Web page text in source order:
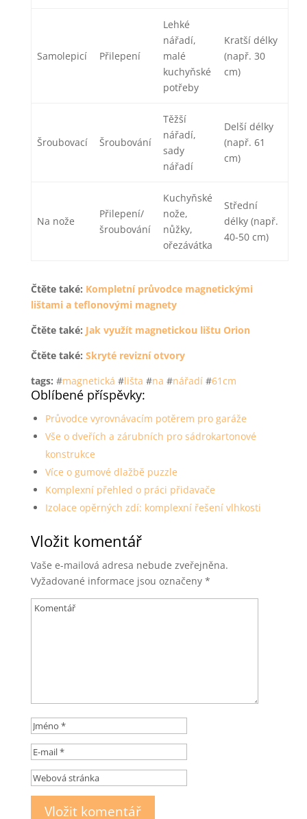
Samolepicí Přilepení
Lehké
nářadí,
malé
kuchyňské
potřeby
Kratší délky
(např. 30
cm)
Šroubovací Šroubování
Těžší
nářadí,
sady
nářadí
Delší délky
(např. 61
cm)
Na nože
Přilepení/
šroubování
Kuchyňské
nože,
nůžky,
ořezávátka
Střední
délky (např.
40-50 cm)
Čtěte také: Kompletní průvodce magnetickými
lištami a teflonovými magnety
Čtěte také: Jak využít magnetickou lištu Orion
Čtěte také: Skryté revizní otvory
tags: #magnetická #lišta #na #nářadí#61cm
Oblíbené příspěvky:
Průvodce vyrovnávacím potěrem pro garáže
Vše o dveřích a zárubních pro sádrokartonové
konstrukce
Více o gumové dlažbě puzzle
Komplexní přehled o práci přidavače
Izolace opěrných zdí: komplexní řešení vlhkosti
Vložit komentář
Vaše e-mailová adresa nebude zveřejněna.
Vyžadované informace jsou označeny *